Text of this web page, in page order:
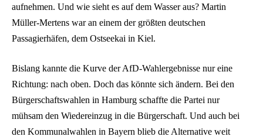
aufnehmen. Und wie sieht es auf dem Wasser aus? Martin
Müller-Mertens war an einem der größten deutschen
Passagierhäfen, dem Ostseekai in Kiel.
Bislang kannte die Kurve der AfD-Wahlergebnisse nur eine
Richtung: nach oben. Doch das könnte sich ändern. Bei den
Bürgerschaftswahlen in Hamburg schaffte die Partei nur
mühsam den Wiedereinzug in die Bürgerschaft. Und auch bei
den Kommunalwahlen in Bayern blieb die Alternative weit